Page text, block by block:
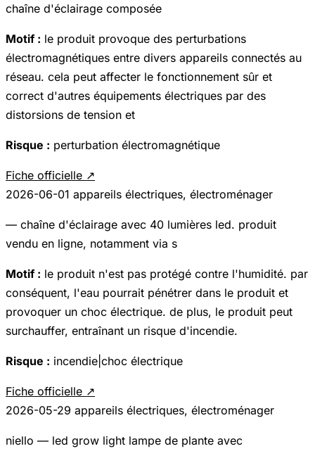
chaîne d'éclairage composée
Motif : le produit provoque des perturbations
électromagnétiques entre divers appareils connectés au
réseau. cela peut affecter le fonctionnement sûr et
correct d'autres équipements électriques par des
distorsions de tension et
Risque : perturbation électromagnétique
Fiche officielle ↗
2026-06-01 appareils électriques, électroménager
— chaîne d'éclairage avec 40 lumières led. produit
vendu en ligne, notamment via s
Motif : le produit n'est pas protégé contre l'humidité. par
conséquent, l'eau pourrait pénétrer dans le produit et
provoquer un choc électrique. de plus, le produit peut
surchauffer, entraînant un risque d'incendie.
Risque : incendie|choc électrique
Fiche officielle ↗
2026-05-29 appareils électriques, électroménager
niello — led grow light lampe de plante avec